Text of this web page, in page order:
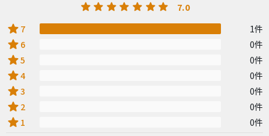
7.0
star 7 1件
star 6 0件
star5 0件
star4 0件
star3 0件
star 2 0件
star 1
0件